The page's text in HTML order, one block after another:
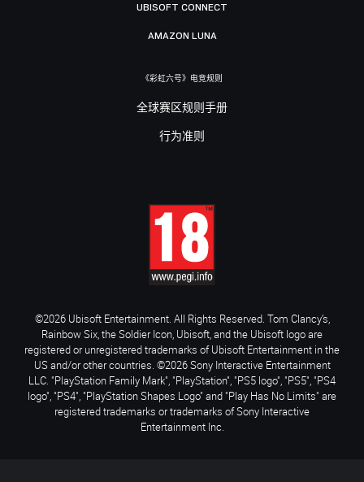
UBISOFT CONNECT
AMAZON LUNA
《彩虹六号》电竞规则
全球赛区规则手册
行为准则
©2026 Ubisoft Entertainment. All Rights Reserved. Tom Clancy’s,
Rainbow Six, the Soldier Icon, Ubisoft, and the Ubisoft logo are
registered or unregistered trademarks of Ubisoft Entertainment in the
US and/or other countries. ©2026 Sony Interactive Entertainment
LLC. "PlayStation Family Mark", "PlayStation", "PS5 logo", "PS5", "PS4
logo", "PS4", "PlayStation Shapes Logo" and "Play Has No Limits" are
registered trademarks or trademarks of Sony Interactive
Entertainment Inc.